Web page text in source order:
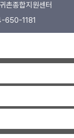
촌종합지원센터
650-1181